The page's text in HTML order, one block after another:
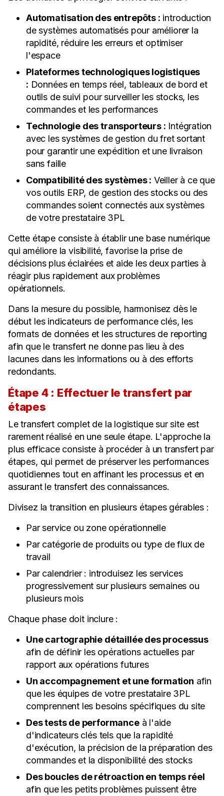
Automatisation des entrepôts : introduction
de systèmes automatisés pour améliorer la
rapidité, réduire les erreurs et optimiser
l'espace
Plateformes technologiques logistiques
: Données en temps réel, tableaux de bord et
outils de suivi pour surveiller les stocks, les
commandes et les performances
Technologie des transporteurs : Intégration
avec les systèmes de gestion du fret sortant
pour garantir une expédition et une livraison
sans faille
Compatibilité des systèmes : Veiller à ce que
vos outils ERP, de gestion des stocks ou des
commandes soient connectés aux systèmes
de votre prestataire 3PL
Cette étape consiste à établir une base numérique
qui améliore la visibilité, favorise la prise de
décisions plus éclairées et aide les deux parties à
réagir plus rapidement aux problèmes
opérationnels.
Dans la mesure du possible, harmonisez dès le
début les indicateurs de performance clés, les
formats de données et les structures de reporting
afin que le transfert ne donne pas lieu à des
lacunes dans les informations ou à des efforts
redondants.
Étape 4 : Effectuer le transfert par
étapes
Le transfert complet de la logistique sur site est
rarement réalisé en une seule étape. L'approche la
plus efficace consiste à procéder à un transfert par
étapes, qui permet de préserver les performances
quotidiennes tout en affinant les processus et en
assurant le transfert des connaissances.
Divisez la transition en plusieurs étapes gérables :
Par service ou zone opérationnelle
Par catégorie de produits ou type de flux de
travail
Par calendrier : introduisez les services
progressivement sur plusieurs semaines ou
plusieurs mois
Chaque phase doit inclure :
Une cartographie détaillée des processus
afin de définir les opérations actuelles par
rapport aux opérations futures
Un accompagnement et une formation afin
que les équipes de votre prestataire 3PL
comprennent les besoins spécifiques du site
Des tests de performanceà l'aide
d'indicateurs clés tels que la rapidité
d'exécution, la précision de la préparation des
commandes et la disponibilité des stocks
Des boucles de rétroaction en temps réel
afin que les petits problèmes puissent être